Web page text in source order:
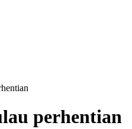
perhentian